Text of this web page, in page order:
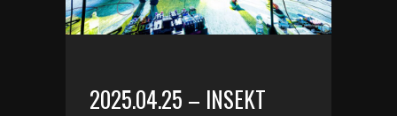
2025.04.25 – INSEKT